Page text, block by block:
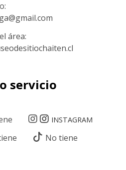
área:
servicio
INSTAGRAM
No tiene